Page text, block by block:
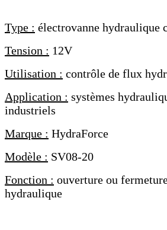
Type : électrovanne hydraulique
Tension : 12V
Utilisation : contrôle de flux
Application : systèmes
industriels
Marque : HydraForce
Modèle : SV08-20
Fonction : ouverture ou
hydraulique